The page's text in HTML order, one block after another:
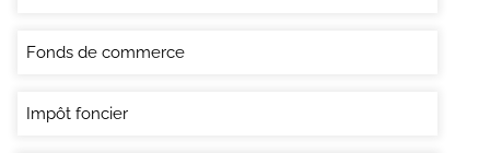
Fonds de commerce
Impôt foncier